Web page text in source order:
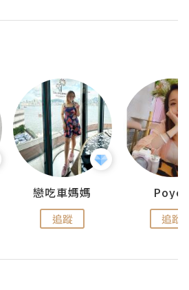
戀吃車媽媽
追蹤 追蹤